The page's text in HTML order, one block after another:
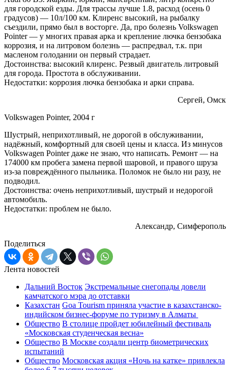
для городской езды. Для трассы лучше 1.8, расход (осень 0
градусов) — 10л/100 км. Клиренс высокий, на рыбалку
съездили, прямо был в восторге. Да, про болезнь Volkswagen
Pointer — у многих правая арка и крепление лючка бензобака
коррозия, и на литровом болезнь — распредвал, т.к. при
масленом голодании он первый страдает.
Достоинства: высокий клиренс. Резвый двигатель литровый
для города. Простота в обслуживании.
Недостатки: коррозия лючка бензобака и арки справа.
Сергей, Омск
Volkswagen Pointer, 2004 г
Шустрый, неприхотливый, не дорогой в обслуживании,
надёжный, комфортный для своей цены и класса. Из минусов
Volkswagen Pointer даже не знаю, что написать. Ремонт — на
174000 км пробега замена первой шаровой, и правого шруза
из-за повреждённого пыльника. Поломок не было ни разу, не
подводил.
Достоинства: очень неприхотливый, шустрый и недорогой
автомобиль.
Недостатки: проблем не было.
Александр, Симферополь
Поделиться
Лента новостей
Дальний Восток Экстремальные снегопады довели
камчатского мэра до отставки
Казахстан Goa Tourism приняла участие в казахстанско-
индийском бизнес-форуме по туризму в Алматы
Общество В столице пройдет юбилейный фестиваль
«Московская студенческая весна»
Общество В Москве создали центр биометрических
испытаний
Общество Московская акция «Ночь на катке» привлекла